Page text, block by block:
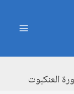
العنكبوت